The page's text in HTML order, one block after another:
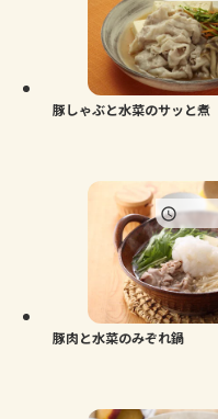
よくあるお問
お買い物
豚しゃぶと水菜のサッと煮
豚肉と水菜のみぞれ鍋